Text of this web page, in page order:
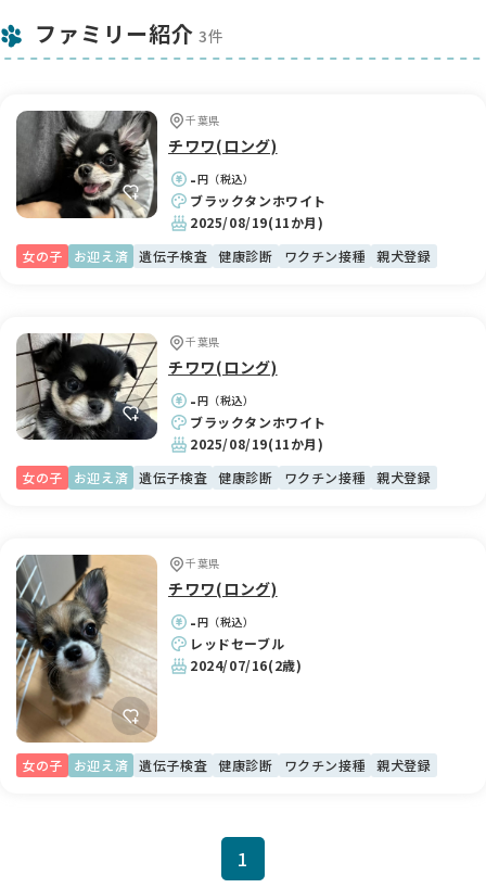
ファミリー紹介 3件
千葉県
チワワ(ロング)
-円（税込）
ブラックタンホワイト
2025/08/19(11か月)
女の子
お迎え済 遺伝子検査 健康診断 ワクチン接種 親犬登録
千葉県
チワワ(ロング)
-円（税込）
ブラックタンホワイト
2025/08/19(11か月)
女の子
お迎え済 遺伝子検査 健康診断 ワクチン接種 親犬登録
千葉県
チワワ(ロング)
-円（税込）
レッドセーブル
2024/07/16(2歳)
女の子 お迎え済 遺伝子検査 健康診断 ワクチン接種 親犬登録
1